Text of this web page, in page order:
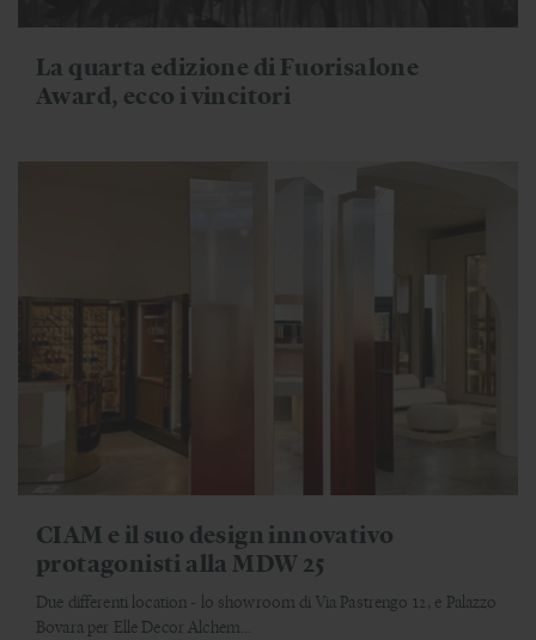
La quarta edizione di Fuorisalone
Award, ecco i vincitori
CIAM e il suo design innovativo
protagonisti alla MDW 25
Due differenti location - lo showroom di Via Pastrengo 12, e Palazzo
Bovara per Elle Decor Alchem...